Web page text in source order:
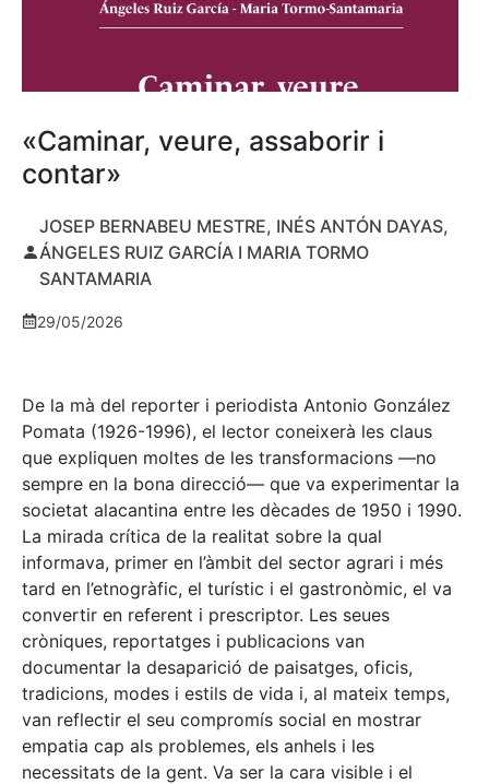
«Caminar, veure, assaborir i
contar»
JOSEP BERNABEU MESTRE, INÉS ANTÓN DAYAS,
ÁNGELES RUIZ GARCÍA I MARIA TORMO
SANTAMARIA
29/05/2026
De la mà del reporter i periodista Antonio González
Pomata (1926-1996), el lector coneixerà les claus
que expliquen moltes de les transformacions —no
sempre en la bona direcció— que va experimentar la
societat alacantina entre les dècades de 1950 i 1990.
La mirada crítica de la realitat sobre la qual
informava, primer en l’àmbit del sector agrari i més
tard en l’etnogràfic, el turístic i el gastronòmic, el va
convertir en referent i prescriptor. Les seues
cròniques, reportatges i publicacions van
documentar la desaparició de paisatges, oficis,
tradicions, modes i estils de vida i, al mateix temps,
van reflectir el seu compromís social en mostrar
empatia cap als problemes, els anhels i les
necessitats de la gent. Va ser la cara visible i el